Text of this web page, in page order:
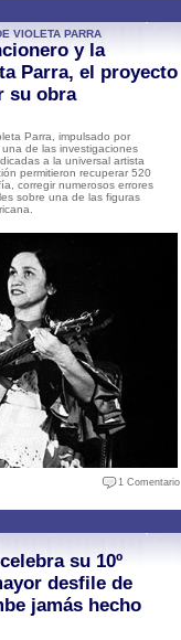
VIOLETA PARRA
y la
Parra, el proyecto
su obra
Parra, impulsado por
de las investigaciones
a la universal artista
permitieron recuperar 520
corregir numerosos errores
sobre una de las figuras
1 Comentario
su 10º
desfile de
jamás hecho